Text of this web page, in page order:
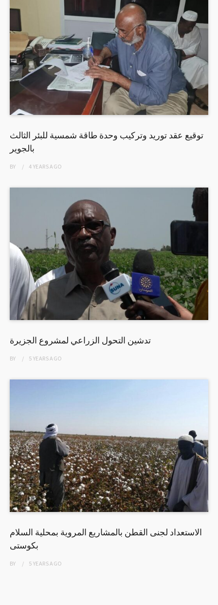
توقيع عقد توريد وتركيب وحدة طاقة شمسية للبئر الثالث
بالجوير
BY 4 YEARSAGO
تدشين التحول الزراعي لمشروع الجزيرة
BY 5 YEARSAGO
الاستعداد لجنى القطن بالمشاريع المروية بمحلية السلام
بكوستى
BY 5 YEARSAGO